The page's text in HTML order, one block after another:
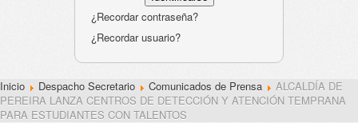
¿Recordar contraseña?
¿Recordar usuario?
Inicio Despacho Secretario Comunicados de Prensa
ALCALDÍA DE
PEREIRA LANZA CENTROS DE DETECCIÓN Y ATENCIÓN TEMPRANA
PARA ESTUDIANTES CON TALENTOS